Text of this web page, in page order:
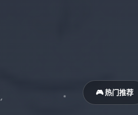
🎮 热门推荐